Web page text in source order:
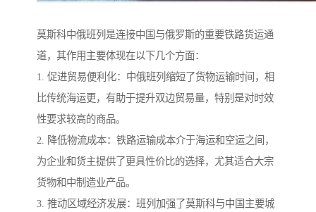
莫斯科中俄班列是连接中国与俄罗斯的重要铁路货运通
道，其作用主要体现在以下几个方面：
1. 促进贸易便利化：中俄班列缩短了货物运输时间，相
比传统海运更，有助于提升双边贸易量，特别是对时效
性要求较高的商品。
2. 降低物流成本：铁路运输成本介于海运和空运之间，
为企业和货主提供了更具性价比的选择，尤其适合大宗
货物和中制造业产品。
3. 推动区域经济发展：班列加强了莫斯科与中国主要城